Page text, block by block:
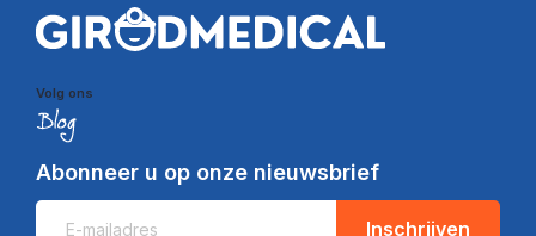
Volg ons
Abonneer u op onze nieuwsbrief
Inschrijven